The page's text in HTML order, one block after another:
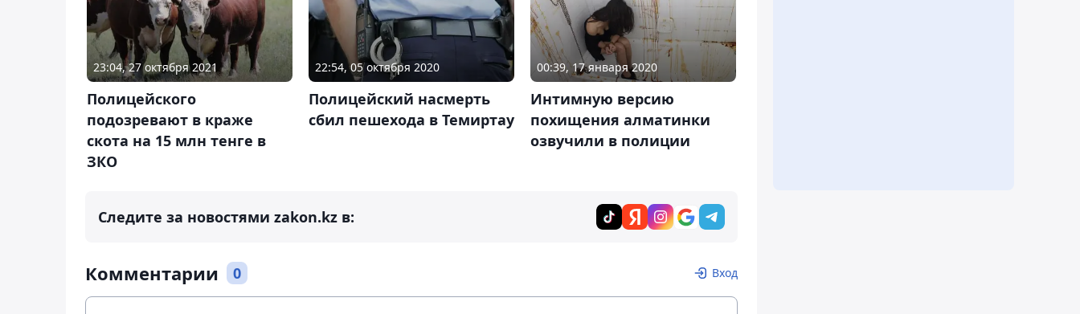
23:04, 27 октября 2021
Полицейского
подозревают в краже
скота на 15 млн тенге в
ЗКО
22:54, 05 октября 2020
Полицейский насмерть
сбил пешехода в Темиртау
00:39, 17 января 2020
Интимную версию
похищения алматинки
озвучили в полиции
Следите за новостями zakon.kz в:
Комментарии 0 Вход